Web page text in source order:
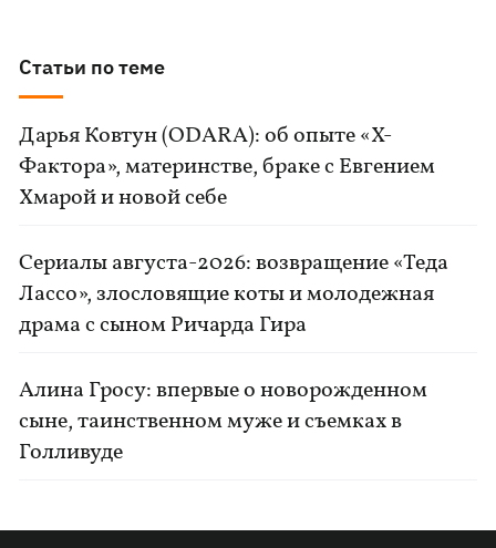
Статьи по теме
Дарья Ковтун (ODARA): об опыте «Х-
Фактора», материнстве, браке с Евгением
Хмарой и новой себе
Сериалы августа-2026: возвращение «Теда
Лассо», злословящие коты и молодежная
драма с сыном Ричарда Гира
Алина Гросу: впервые о новорожденном
сыне, таинственном муже и съемках в
Голливуде